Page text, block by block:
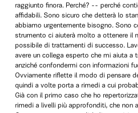
raggiunto finora. Perché? -- perché
affidabili. Sono sicuro che detterà lo
abbiamo urgentemente bisogno. Sono
strumento ci aiuterà molto a ottenere il
possibile di trattamenti di successo.
avere un collega esperto che mi aiuta a
anziché confondermi con informazioni
Ovviamente riflette il modo di pensare
quindi a volte porta a rimedi a cui
Già con il primo caso che ho
rimedi a livelli più approfonditi, che non